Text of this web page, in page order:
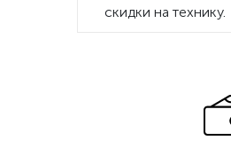
скидки на технику.